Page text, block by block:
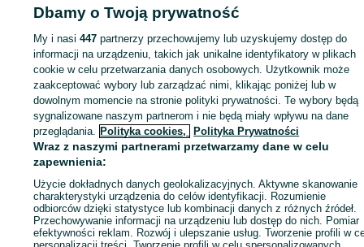
Strona główna Antyki i Kolekcje Rękodzieło
Produkty rękodzielnicze - Warmińsko-mazurskie
Produkty rękodzielnicze -
Iława
KATEGORIA
ID: 1073715134
Kup
Dbamy o Twoją prywatność
My i nasi447 partnerzy przechowujemy lub uzyskujemy dostęp do
informacji na urządzeniu, takich jak unikalne identyfikatory w plikach
cookie w celu przetwarzania danych osobowych. Użytkownik może
zaakceptować wybory lub zarządzać nimi, klikając poniżej lub w
dowolnym momencie na stronie polityki prywatności. Te wybory będą
sygnalizowane naszym partnerom i nie będą miały wpływu na dane
przeglądania. Polityka cookies, Polityka Prywatności
Wraz z naszymi partnerami przetwarzamy dane w celu
zapewnienia:
Użycie dokładnych danych geolokalizacyjnych. Aktywne skanowanie
charakterystyki urządzenia do celów identyfikacji. Rozumienie
odbiorców dzięki statystyce lub kombinacji danych z różnych źródeł.
Przechowywanie informacji na urządzeniu lub dostęp do nich. Pomiar
efektywności reklam. Rozwój i ulepszanie usług. Tworzenie profili w